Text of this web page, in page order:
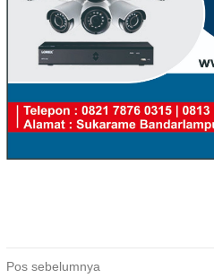
Navigasi
Pos sebelumnya